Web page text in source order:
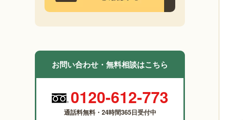
お問い合わせ・無料相談はこちら
0120-612-773
通話料無料・24時間365日受付中